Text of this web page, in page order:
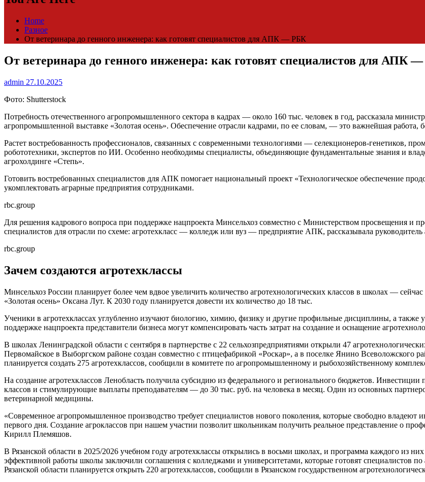
Home
Разное
От ветеринара до генного инженера: как готовят специалистов для АПК — РБК
От ветеринара до генного инженера: как готовят специалистов для АПК
admin 27.10.2025
Фото: Shutterstock
Потребность отечественного агропромышленного сектора в кадрах — около 160 тыс. человек в год, рассказала
агропромышленной выставке «Золотая осень». Обеспечение отрасли кадрами, по ее словам, — это важнейшая работа,
Растет востребованность профессионалов, связанных с современными технологиями — селекционеров-генетиков,
робототехники, экспертов по ИИ. Особенно необходимы специалисты, объединяющие фундаментальные знания и
агрохолдинге «Степь».
Готовить востребованных специалистов для АПК помогает национальный проект «Технологическое обеспечение
укомплектовать аграрные предприятия сотрудниками.
rbc.group
Для решения кадрового вопроса при поддержке нацпроекта Минсельхоз совместно с Министерством просвещения и
специалистов для отрасли по схеме: агротехкласс — колледж или вуз — предприятие АПК, рассказывала руководитель
rbc.group
Зачем создаются агротехклассы
Минсельхоз России планирует более чем вдвое увеличить количество агротехнологических классов в школах —
«Золотая осень» Оксана Лут. К 2030 году планируется довести их количество до 18 тыс.
Ученики в агротехклассах углубленно изучают биологию, химию, физику и другие профильные дисциплины, а также
поддержке нацпроекта представители бизнеса могут компенсировать часть затрат на создание и оснащение
В школах Ленинградской области с сентября в партнерстве с 22 сельхозпредприятиями открыли 47
Первомайское в Выборгском районе создан совместно с птицефабрикой «Роскар», а в поселке Янино
планируется создать 275 агротехклассов, сообщили в комитете по агропромышленному и рыбохозяйственному
На создание агротехклассов Ленобласть получила субсидию из федерального и регионального бюджетов.
классов и стимулирующие выплаты преподавателям — до 30 тыс. руб. на человека в месяц. Один из основных
ветеринарной медицины.
«Современное агропромышленное производство требует специалистов нового поколения, которые свободно
первого дня. Создание агроклассов при нашем участии позволит школьникам получить реальное представление о
Кирилл Племяшов.
В Рязанской области в 2025/2026 учебном году агротехклассы открылись в восьми школах, и программа каждого из
эффективной работы школы заключили соглашения с колледжами и университетами, которые готовят специалистов
Рязанской области планируется открыть 220 агротехклассов, сообщили в Рязанском государственном